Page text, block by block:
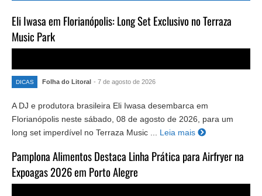
Eli Iwasa em Florianópolis: Long Set Exclusivo no Terraza
Music Park
DICAS Folha do Litoral - 7 de agosto de 2026
A DJ e produtora brasileira Eli Iwasa desembarca em
Florianópolis neste sábado, 08 de agosto de 2026, para um
long set imperdível no Terraza Music ...
Leia mais
Pamplona Alimentos Destaca Linha Prática para Airfryer na
Expoagas 2026 em Porto Alegre